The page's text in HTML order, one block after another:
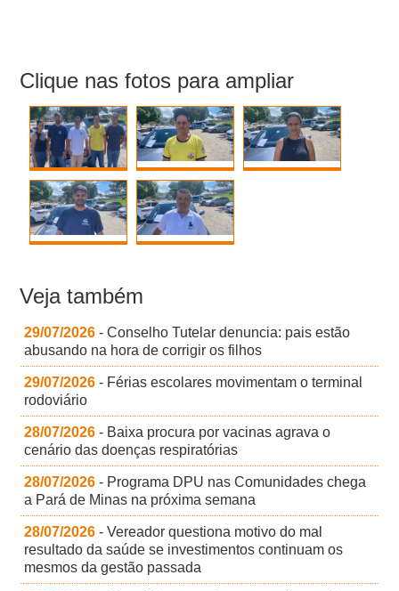
Clique nas fotos para ampliar
Veja também
29/07/2026 - Conselho Tutelar denuncia: pais estão
abusando na hora de corrigir os filhos
29/07/2026 - Férias escolares movimentam o terminal
rodoviário
28/07/2026 - Baixa procura por vacinas agrava o
cenário das doenças respiratórias
28/07/2026 - Programa DPU nas Comunidades chega
a Pará de Minas na próxima semana
28/07/2026 - Vereador questiona motivo do mal
resultado da saúde se investimentos continuam os
mesmos da gestão passada